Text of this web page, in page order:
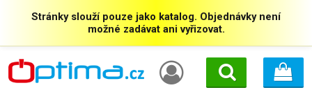
Stránky slouží pouze jako katalog. Objednávky není
možné zadávat ani vyřizovat.